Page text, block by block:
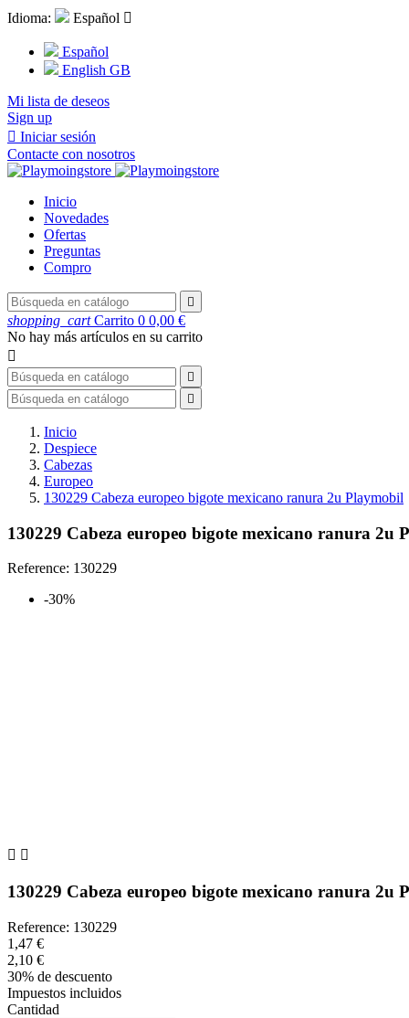
Idioma: Español 
Español
English GB
Mi lista de deseos
Sign up
 Iniciar sesión
Contacte con nosotros
Inicio
Novedades
Ofertas
Preguntas
Compro

shopping_cart Carrito 0 0,00 €
No hay más artículos en su carrito



Inicio
Despiece
Cabezas
Europeo
130229 Cabeza europeo bigote mexicano ranura 2u Playmobil
130229 Cabeza europeo bigote mexicano ranura 2u
Reference: 130229
-30%
 
130229 Cabeza europeo bigote mexicano ranura 2u
Reference: 130229
1,47 €
2,10 €
30% de descuento
Impuestos incluidos
Cantidad